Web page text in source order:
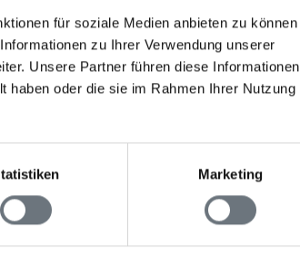
für soziale Medien anbieten zu können
zu Ihrer Verwendung unserer
Unsere Partner führen diese Informationen
haben oder die sie im Rahmen Ihrer Nutzung
Marketing
Kombi